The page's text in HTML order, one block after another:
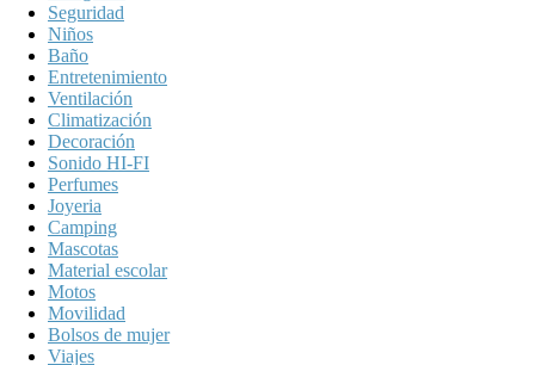
Seguridad
Niños
Baño
Entretenimiento
Ventilación
Climatización
Decoración
Sonido HI-FI
Perfumes
Joyeria
Camping
Mascotas
Material escolar
Motos
Movilidad
Bolsos de mujer
Viajes